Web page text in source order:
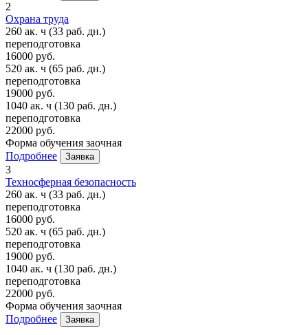
2
Охрана труда
260 ак. ч (33 раб. дн.)
переподготовка
16000 руб.
520 ак. ч (65 раб. дн.)
переподготовка
19000 руб.
1040 ак. ч (130 раб. дн.)
переподготовка
22000 руб.
Форма обучения заочная
Подробнее
Заявка
3
Техносферная безопасность
260 ак. ч (33 раб. дн.)
переподготовка
16000 руб.
520 ак. ч (65 раб. дн.)
переподготовка
19000 руб.
1040 ак. ч (130 раб. дн.)
переподготовка
22000 руб.
Форма обучения заочная
Подробнее
Заявка